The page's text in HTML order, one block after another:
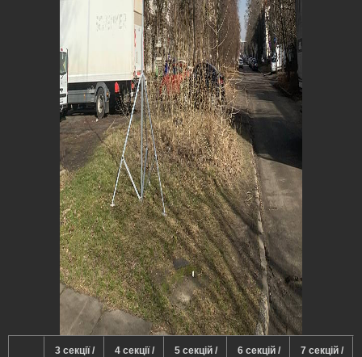
3 секції /
4 секції /
5 секцій /
6 секцій /
7 секцій /